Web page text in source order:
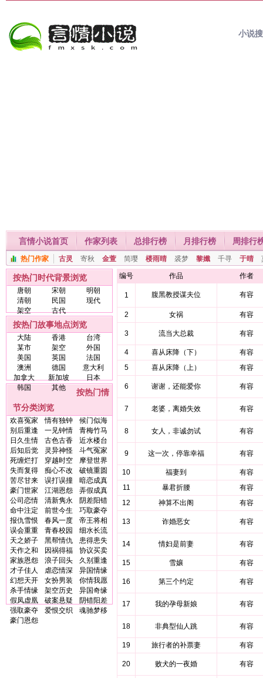
小说
言情小说首页 作家列表 总排行榜 月排行榜 周排行
热门作家 古灵 寄秋 金萱 简璎 楼雨晴 裘梦 黎孅 千寻 于晴
按热门时代背景浏览
唐朝 宋朝
明朝
清朝
民国
现代
架空
古代
按热门故事地点浏览
大陆 香港
台湾
某市
架空
外国
美国
英国
法国
澳洲
德国
意大利
加拿大
新加坡
日本
韩国
其他
按热门情
节分类浏览
欢喜冤家 情有独钟
候门似海
别后重逢
一见钟情
青梅竹马
日久生情
古色古香
近水楼台
后知后觉
灵异神怪
斗气冤家
死缠烂打
穿越时空
摩登世界
失而复得
痴心不改
破镜重圆
苦尽甘来
误打误撞
暗恋成真
豪门世家
江湖恩怨
弄假成真
公司恋情
清新隽永
阴差阳错
命中注定
前世今生
巧取豪夺
报仇雪恨
春风一度
帝王将相
误会重重
青春校园
细水长流
天之娇子
黑帮情仇
患得患失
天作之和
因祸得福
协议买卖
家族恩怨
浪子回头
久别重逢
才子佳人
虐恋情深
异国情缘
幻想天开
女扮男装
你情我愿
杀手情缘
架空历史
异国奇缘
假凤虚凰
破案悬疑
阴错阳差
强取豪夺
爱恨交织
魂驰梦移
豪门恩怨
编号 作品 作者
1 腹黑教授谋夫位 有容
2 女祸 有容
3 流当大总裁 有容
4 喜从床降（下）
有容
5
喜从床降（上） 有容
6 谢谢，还能爱你 有容
7 老婆，离婚失效 有容
8 女人，非诚勿试 有容
9 这一次，停靠幸福 有容
10 福妻到
有容
11
暴君折腰
有容
12
神算不出阁 有容
13 诈婚恶女 有容
14 情妇是前妻 有容
15 雪孃 有容
16 第三个约定 有容
17 我的孕母新娘 有容
18 非典型仙人跳 有容
19 旅行者的补票妻 有容
20 败犬的一夜婚 有容